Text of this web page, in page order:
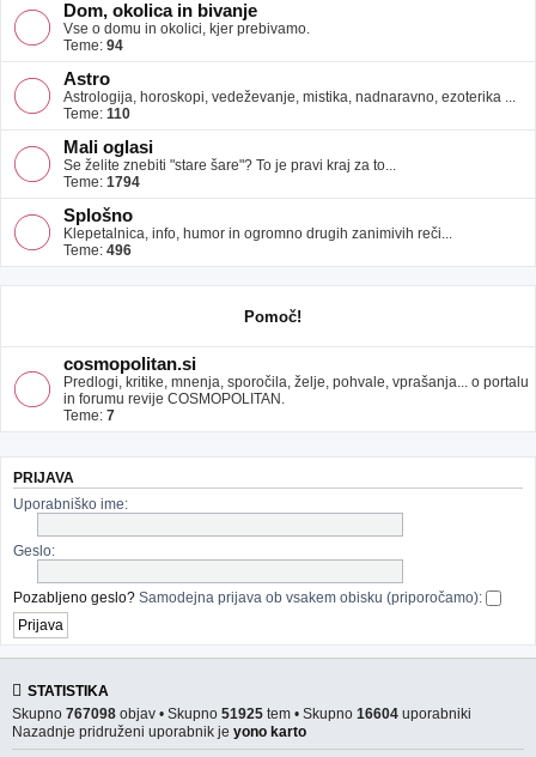
Dom, okolica in bivanje
Vse o domu in okolici, kjer prebivamo.
Teme: 94
Astro
Astrologija, horoskopi, vedeževanje, mistika, nadnaravno, ezoterika ...
Teme: 110
Mali oglasi
Se želite znebiti "stare šare"? To je pravi kraj za to...
Teme: 1794
Splošno
Klepetalnica, info, humor in ogromno drugih zanimivih reči...
Teme: 496
Pomoč!
cosmopolitan.si
Predlogi, kritike, mnenja, sporočila, želje, pohvale, vprašanja... o portalu
in forumu revije COSMOPOLITAN.
Teme: 7
PRIJAVA
Uporabniško ime:
Geslo:
Pozabljeno geslo? Samodejna prijava ob vsakem obisku (priporočamo):
STATISTIKA
Skupno 767098 objav • Skupno 51925 tem • Skupno 16604 uporabniki
Nazadnje pridruženi uporabnik je yono karto